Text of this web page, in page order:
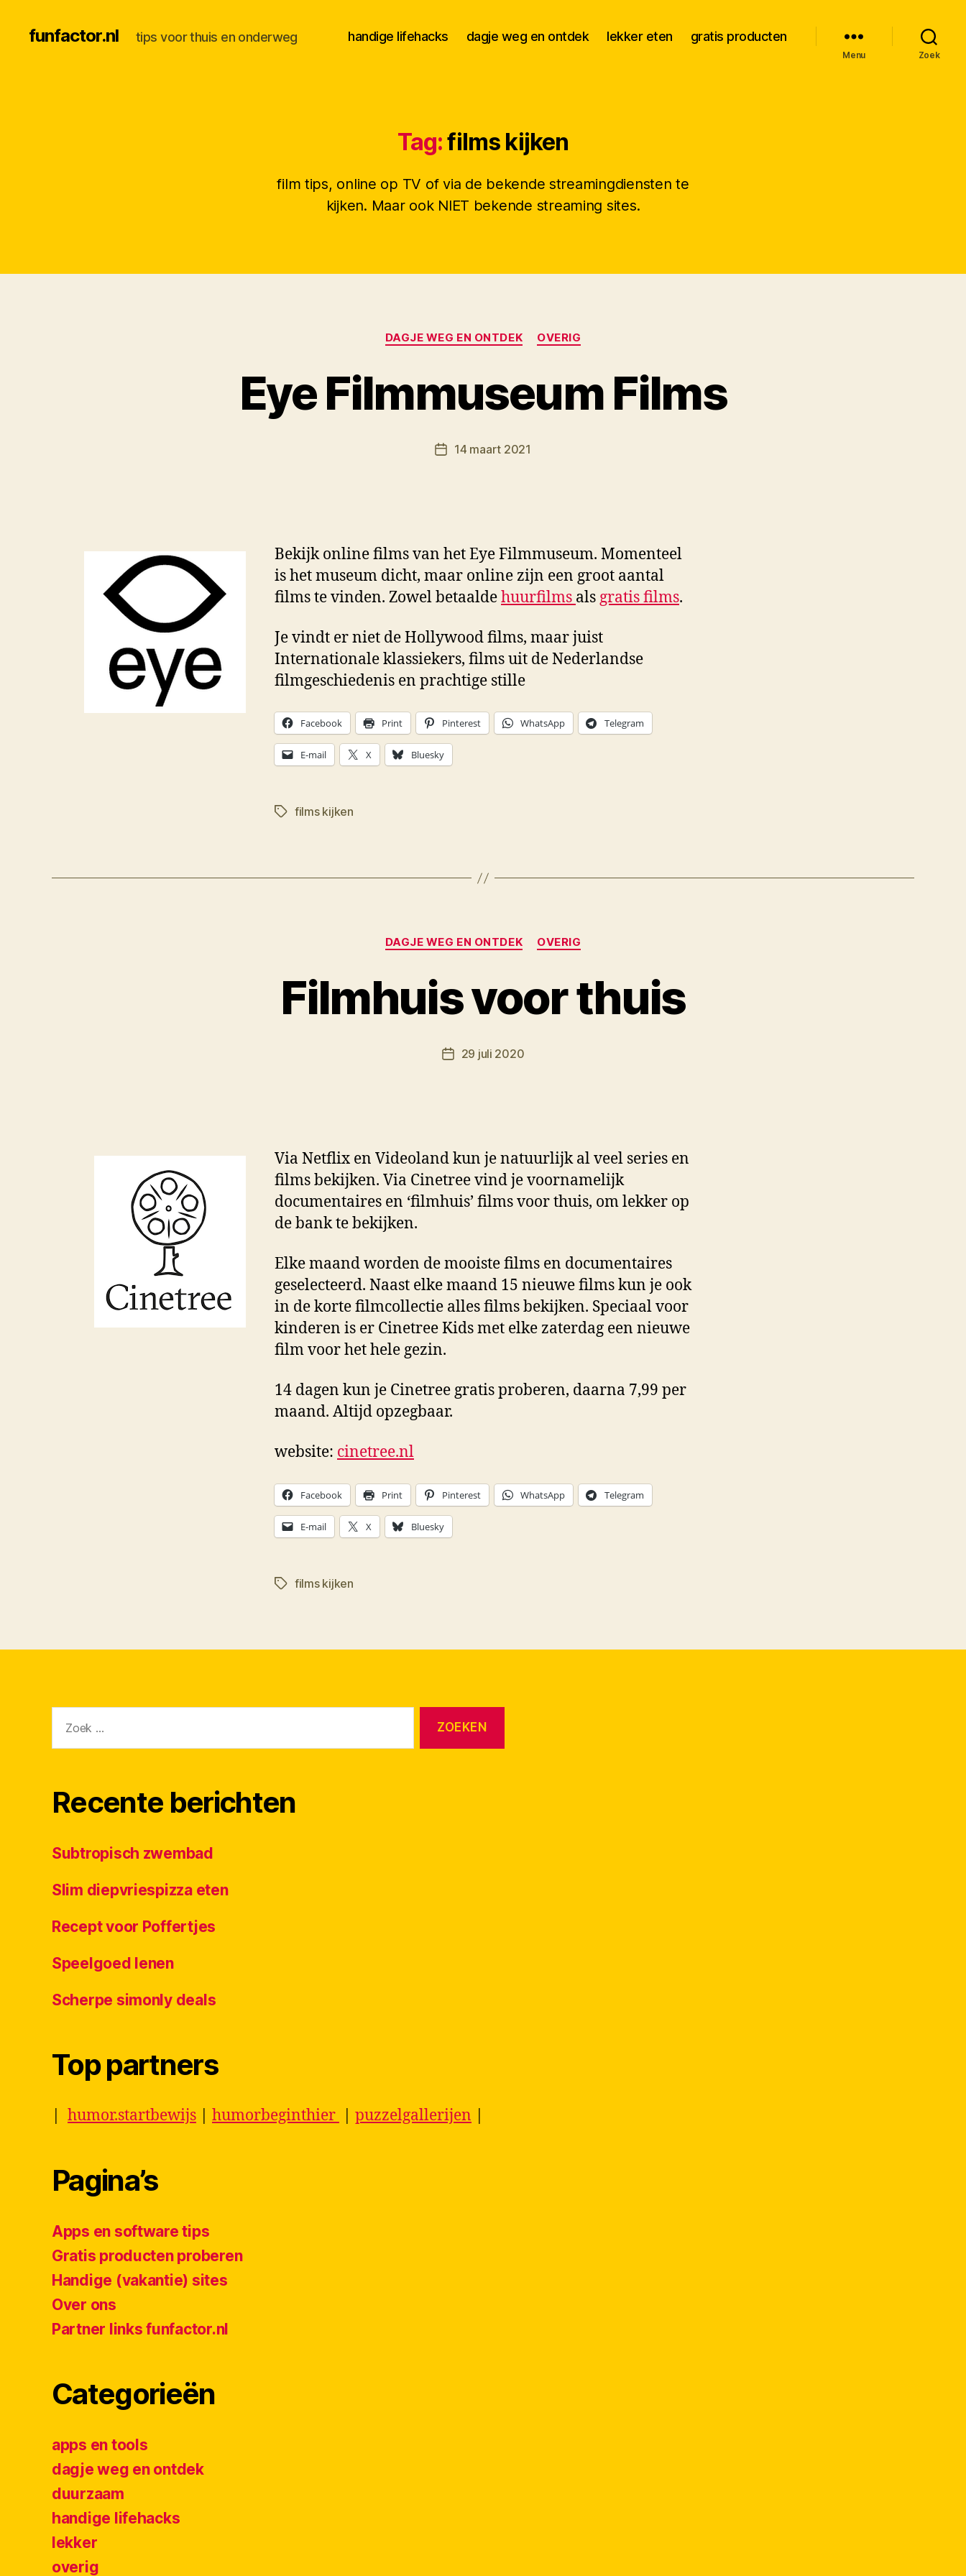
funfactor.nl tips voor thuis en onderweg handige lifehacks dagje weg en ontdek lekker eten gratis producten
Menu Zoek
Tag:films kijken
film tips, online op TV of via de bekende streamingdiensten te
kijken. Maar ook NIET bekende streaming sites.
Categorieën
DAGJE WEG EN ONTDEK OVERIG
Eye Filmmuseum Films
Berichtauteur
D
o
r
Berichtdatum
14 maart 2021
Bekijk online films van het Eye Filmmuseum. Momenteel
is het museum dicht, maar online zijn een groot aantal
films te vinden. Zowel betaaldehuurfilms als gratis films.
Je vindt er niet de Hollywood films, maar juist
Internationale klassiekers, films uit de Nederlandse
filmgeschiedenis en prachtige stille
Facebook Print Pinterest WhatsApp Telegram
E-mail X Bluesky
Tagsfilms kijken
Categorieën
DAGJE WEG EN ONTDEK OVERIG
Filmhuis voor thuis
Berichtauteur
D
r
Berichtdatum
29 juli 2020
Via Netflix en Videoland kun je natuurlijk al veel series en
films bekijken. Via Cinetree vind je voornamelijk
documentaires en ‘filmhuis’ films voor thuis, om lekker op
de bank te bekijken.
Elke maand worden de mooiste films en documentaires
geselecteerd. Naast elke maand 15 nieuwe films kun je ook
in de korte filmcollectie alles films bekijken. Speciaal voor
kinderen is er Cinetree Kids met elke zaterdag een nieuwe
film voor het hele gezin.
14 dagen kun je Cinetree gratis proberen, daarna 7,99 per
maand. Altijd opzegbaar.
website: cinetree.nl
Facebook Print Pinterest WhatsApp Telegram
E-mail X Bluesky
Tagsfilms kijken
naar:
Recente berichten
Subtropisch zwembad
Slim diepvriespizza eten
Recept voor Poffertjes
Speelgoed lenen
Scherpe simonly deals
Top partners
humor.startbewijs humorbeginthier puzzelgallerijen
Pagina’s
Apps en software tips
Gratis producten proberen
Handige (vakantie) sites
Over ons
Partner links funfactor.nl
Categorieën
apps en tools
dagje weg en ontdek
duurzaam
handige lifehacks
lekker
overig